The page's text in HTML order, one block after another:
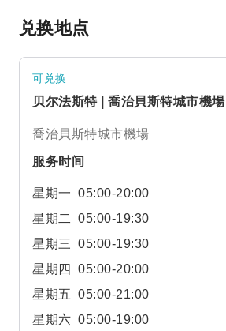
兑换地点
可兑换
贝尔法斯特 | 喬治貝斯特城市機場
喬治貝斯特城市機場
服务时间
星期一 05:00-20:00
星期二
05:00-19:30
星期三 05:00-19:30
星期四
05:00-20:00
星期五 05:00-21:00
星期六 05:00-19:00